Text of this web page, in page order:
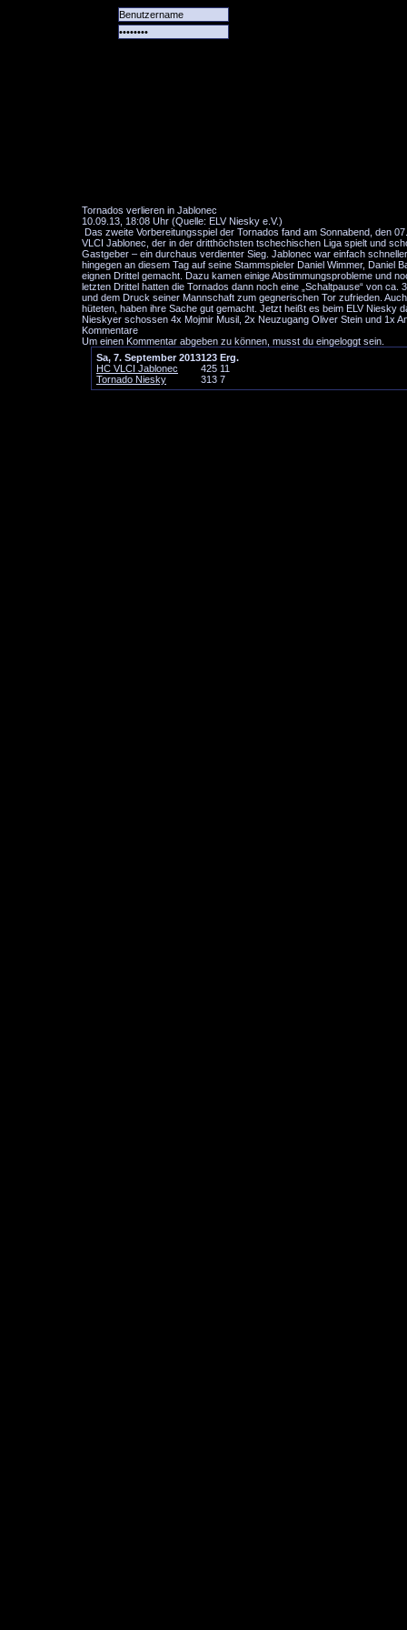
Tornados verlieren in Jablonec
10.09.13, 18:08 Uhr (Quelle: ELV Niesky e.V.)
Das zweite Vorbereitungsspiel der Tornados fand am Sonnabend, den
VLCI Jablonec, der in der dritthöchsten tschechischen Liga spielt und
Gastgeber – ein durchaus verdienter Sieg. Jablonec war einfach
hingegen an diesem Tag auf seine Stammspieler Daniel Wimmer,
eignen Drittel gemacht. Dazu kamen einige Abstimmungsprobleme und
letzten Drittel hatten die Tornados dann noch eine „Schaltpause“ von
und dem Druck seiner Mannschaft zum gegnerischen Tor zufrieden.
hüteten, haben ihre Sache gut gemacht. Jetzt heißt es beim ELV Niesky
Nieskyer schossen 4x Mojmir Musil, 2x Neuzugang Oliver Stein und 1x
Kommentare
Um einen Kommentar abgeben zu können, musst du eingeloggt sein.
Sa, 7. September 2013123 Erg.
HC VLCI Jablonec
425 11
Tornado Niesky
313 7